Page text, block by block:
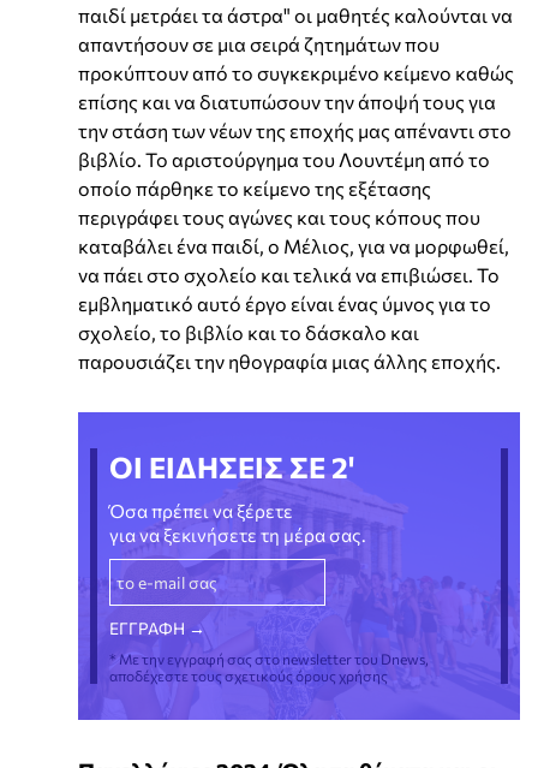
παιδί μετράει τα άστρα" οι μαθητές καλούνται να
απαντήσουν σε μια σειρά ζητημάτων που
προκύπτουν από το συγκεκριμένο κείμενο καθώς
επίσης και να διατυπώσουν την άποψή τους για
την στάση των νέων της εποχής μας απέναντι στο
βιβλίο. Το αριστούργημα του Λουντέμη από το
οποίο πάρθηκε το κείμενο της εξέτασης
περιγράφει τους αγώνες και τους κόπους που
καταβάλει ένα παιδί, ο Μέλιος, για να μορφωθεί,
να πάει στο σχολείο και τελικά να επιβιώσει. Το
εμβληματικό αυτό έργο είναι ένας ύμνος για το
σχολείο, το βιβλίο και το δάσκαλο και
παρουσιάζει την ηθογραφία μιας άλλης εποχής.
ΟΙ ΕΙΔΗΣΕΙΣ ΣΕ 2'
Όσα πρέπει να ξέρετε
για να ξεκινήσετε τη μέρα σας.
* Με την εγγραφή σας στο newsletter του Dnews,
αποδέχεστε τους σχετικούς όρους χρήσης